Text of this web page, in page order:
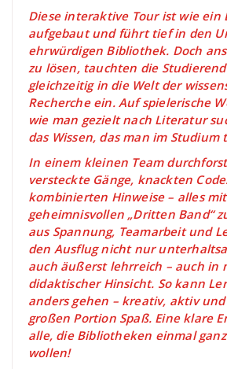
Diese interaktive Tour ist wie ein
aufgebaut und führt tief in den
ehrwürdigen Bibliothek. Doch
zu lösen, tauchten die
gleichzeitig in die Welt der
Recherche ein. Auf spielerische
wie man gezielt nach Literatur
das Wissen, das man im Studium
In einem kleinen Team
versteckte Gänge, knackten
kombinierten Hinweise – alles
geheimnisvollen „Dritten Band“
aus Spannung, Teamarbeit und
den Ausflug nicht nur
auch äußerst lehrreich – auch in
didaktischer Hinsicht. So kann
anders gehen – kreativ, aktiv
großen Portion Spaß. Eine klare
alle, die Bibliotheken einmal
wollen!